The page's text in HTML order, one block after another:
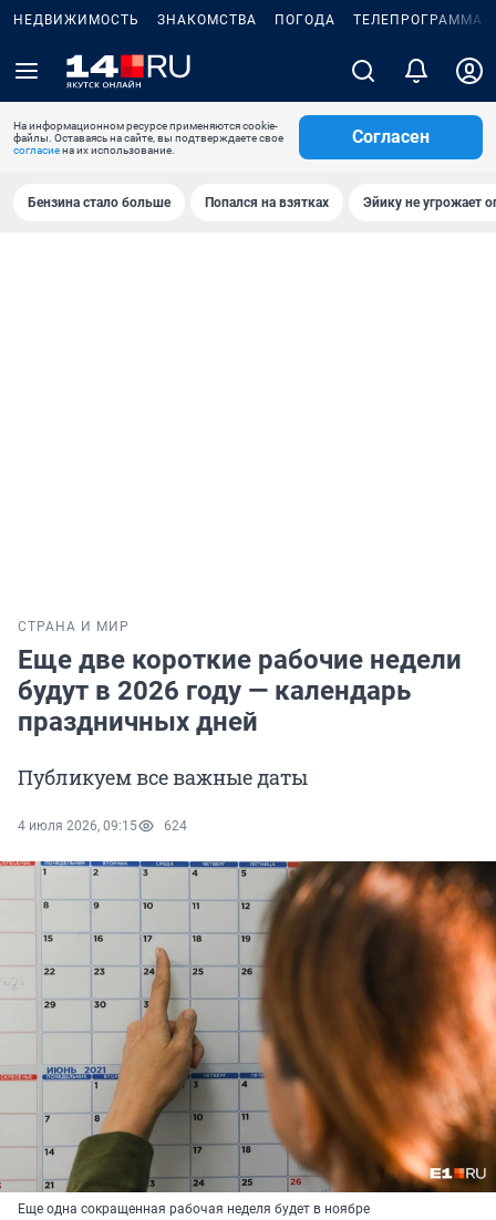
НЕДВИЖИМОСТЬ ЗНАКОМСТВА ПОГОДА ТЕЛЕПРОГРАММА
На информационном ресурсе применяются cookie-
файлы. Оставаясь на сайте, вы подтверждаете свое
согласиена их использование.
Согласен
Бензина стало больше Попался на взятках Эйику не угрожает
СТРАНА И МИР
Еще две короткие рабочие недели
будут в 2026 году — календарь
праздничных дней
Публикуем все важные даты
4 июля 2026, 09:15 624
Еще одна сокращенная рабочая неделя будет в ноябре